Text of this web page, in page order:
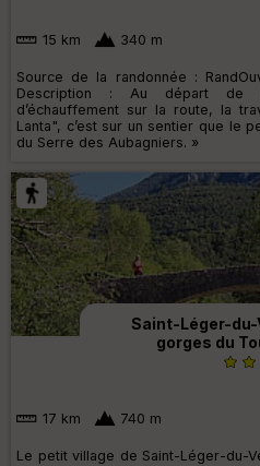
15 km 340 m
Source de la randonnée :
Description : Au départ de
d’échauffement sur la route, la
Lanta", c’est sur un sentier que le
du Serre des Aubagniers. »
Saint-Léger-du-
gorges du
17 km 740 m
Le petit village de Saint-Léger-du-